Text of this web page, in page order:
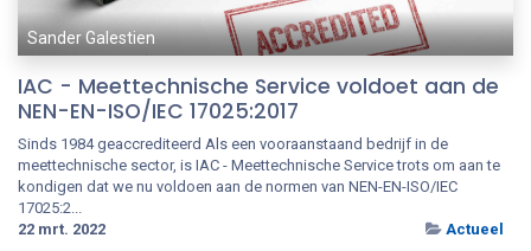
Sander Galestien
IAC - Meettechnische Service voldoet aan de
NEN-EN-ISO/IEC 17025:2017
Sinds 1984 geaccrediteerd Als een vooraanstaand bedrijf in de
meettechnische sector, is IAC - Meettechnische Service trots om aan te
kondigen dat we nu voldoen aan de normen van NEN-EN-ISO/IEC
17025:2...
22 mrt. 2022
Actueel